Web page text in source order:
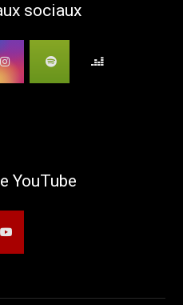
sociaux
YouTube